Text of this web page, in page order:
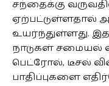
சந்தைக்கு
ஏற்பட்டுள்ளதால்
உயர்ந்துள்ளது.
நாடுகள் சமையல்
பெட்ரோல், டீசல்
பாதிப்புகளை